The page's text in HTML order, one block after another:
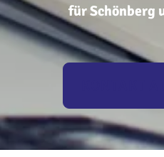
für Schönberg